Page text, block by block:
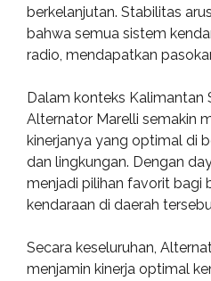
berkelanjutan. Stabilitas
bahwa semua sistem
radio, mendapatkan
Dalam konteks Kalimantan
Alternator Marelli semakin
kinerjanya yang optimal di
dan lingkungan. Dengan
menjadi pilihan favorit bagi
kendaraan di daerah
Secara keseluruhan,
menjamin kinerja optimal